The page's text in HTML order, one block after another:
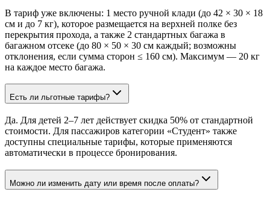
В тариф уже включены: 1 место ручной клади (до 42 × 30 × 18
см и до 7 кг), которое размещается на верхней полке без
перекрытия прохода, а также 2 стандартных багажа в
багажном отсеке (до 80 × 50 × 30 см каждый; возможны
отклонения, если сумма сторон ≤ 160 см). Максимум — 20 кг
на каждое место багажа.
Есть ли льготные тарифы?
Да. Для детей 2–7 лет действует скидка 50% от стандартной
стоимости. Для пассажиров категории «Студент» также
доступны специальные тарифы, которые применяются
автоматически в процессе бронирования.
Можно ли изменить дату или время после оплаты?